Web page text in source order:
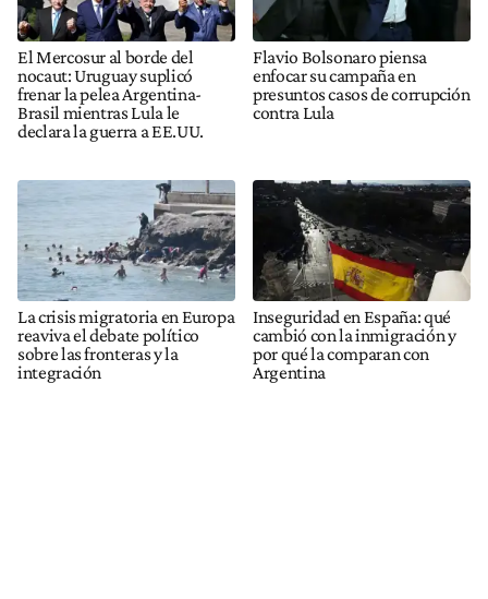
El Mercosur al borde del
nocaut: Uruguay suplicó
frenar la pelea Argentina-
Brasil mientras Lula le
declara la guerra a EE.UU.
Flavio Bolsonaro piensa
enfocar su campaña en
presuntos casos de corrupción
contra Lula
La crisis migratoria en Europa
reaviva el debate político
sobre las fronteras y la
integración
Inseguridad en España: qué
cambió con la inmigración y
por qué la comparan con
Argentina